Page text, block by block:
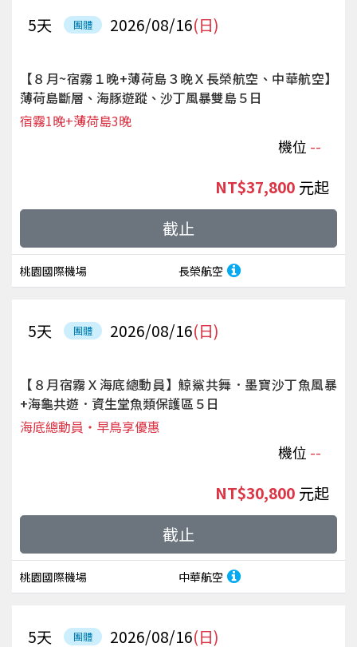
團體 2026/08/16(日)
5天
【８月~宿霧１晚+薄荷島３晚Ｘ長榮航空、中華航空】
薄荷島斷層、海豚遊蹤、沙丁風暴雙島５日
機位 --
宿霧1晚+薄荷島3晚
桃園國際機場 長榮航空
NT$37,800 起
截止
團體 2026/08/16(日)
5天
【８月宿霧Ｘ海底總動員】鯨鯊共舞．墨寶沙丁魚風暴
+海龜共遊．資生堂魚類保護區５日
機位 --
海底總動員‧早鳥享優惠
桃園國際機場 中華航空
NT$30,800 起
截止
團體 2026/08/16(日)
5天